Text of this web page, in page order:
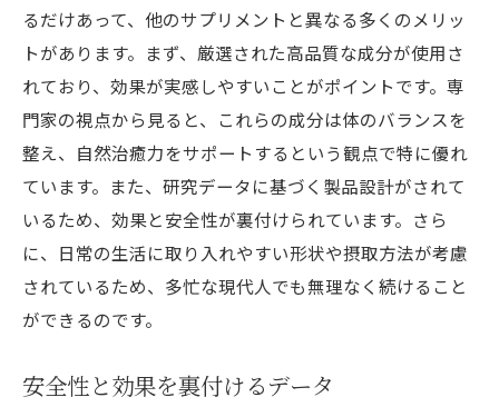
るだけあって、他のサプリメントと異なる多くのメリッ
トがあります。まず、厳選された高品質な成分が使用さ
れており、効果が実感しやすいことがポイントです。専
門家の視点から見ると、これらの成分は体のバランスを
整え、自然治癒力をサポートするという観点で特に優れ
ています。また、研究データに基づく製品設計がされて
いるため、効果と安全性が裏付けられています。さら
に、日常の生活に取り入れやすい形状や摂取方法が考慮
されているため、多忙な現代人でも無理なく続けること
ができるのです。
安全性と効果を裏付けるデータ